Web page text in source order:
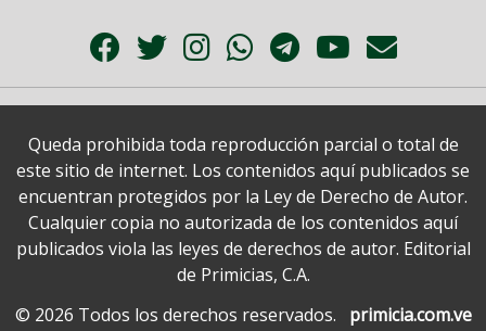
Queda prohibida toda reproducción parcial o total de
este sitio de internet. Los contenidos aquí publicados se
encuentran protegidos por la Ley de Derecho de Autor.
Cualquier copia no autorizada de los contenidos aquí
publicados viola las leyes de derechos de autor. Editorial
de Primicias, C.A.
© 2026 Todos los derechos reservados.
primicia.com.ve